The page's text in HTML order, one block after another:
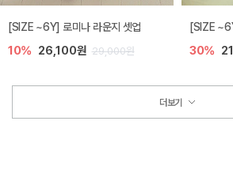
[SIZE ~6Y] 로미나 라운지 셋업
10% 26,100원 29,000원
[SIZE
30%
더보기